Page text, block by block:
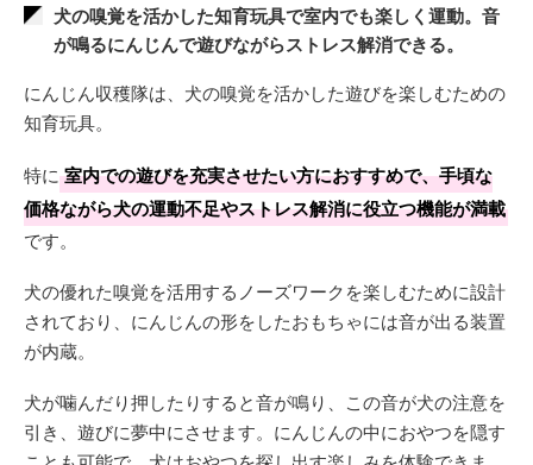
犬の嗅覚を活かした知育玩具で室内でも楽しく運動。音
が鳴るにんじんで遊びながらストレス解消できる。
にんじん収穫隊は、犬の嗅覚を活かした遊びを楽しむための
知育玩具。
特に 室内での遊びを充実させたい方におすすめで、手頃な
価格ながら犬の運動不足やストレス解消に役立つ機能が満載
です。
犬の優れた嗅覚を活用するノーズワークを楽しむために設計
されており、にんじんの形をしたおもちゃには音が出る装置
が内蔵。
犬が噛んだり押したりすると音が鳴り、この音が犬の注意を
引き、遊びに夢中にさせます。にんじんの中におやつを隠す